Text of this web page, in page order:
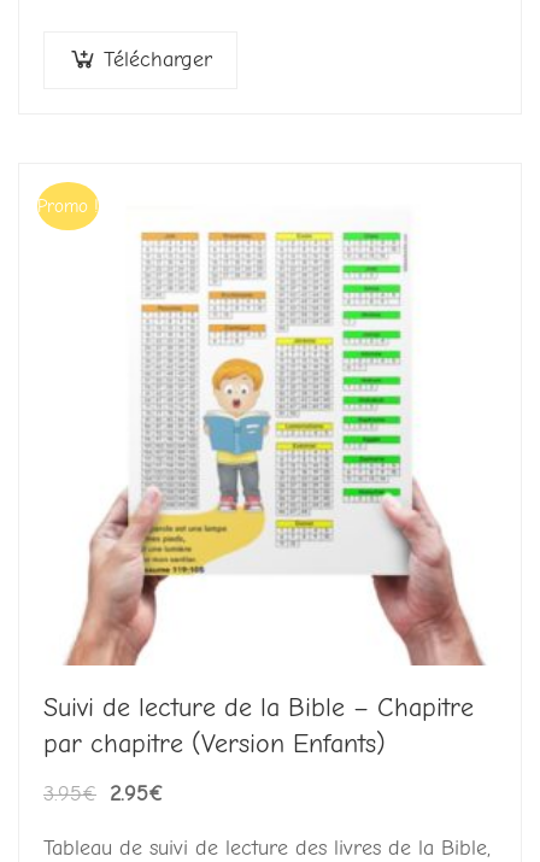
Télécharger
Promo !
Suivi de lecture de la Bible – Chapitre
par chapitre (Version Enfants)
3.95€ Le
2.95€Le
Tableau de suivi de lecture des livres de la Bible,